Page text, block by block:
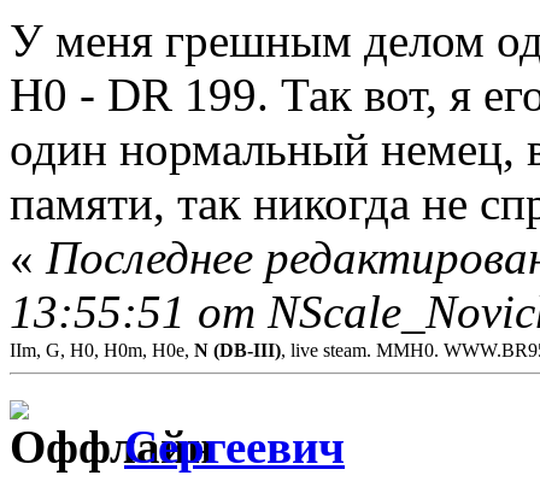
У меня грешным делом
Н0 - DR 199. Так вот, я
один нормальный немец,
памяти, так никогда не
« Последнее
13:55:51 от
IIm, G, H0, H0m, H0e, N (DB-III), live steam. MMH0.
Сергеевич